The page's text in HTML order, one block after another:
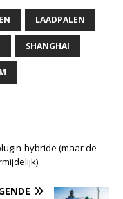
LAADPALEN
SHANGHAI
hybride (maar de